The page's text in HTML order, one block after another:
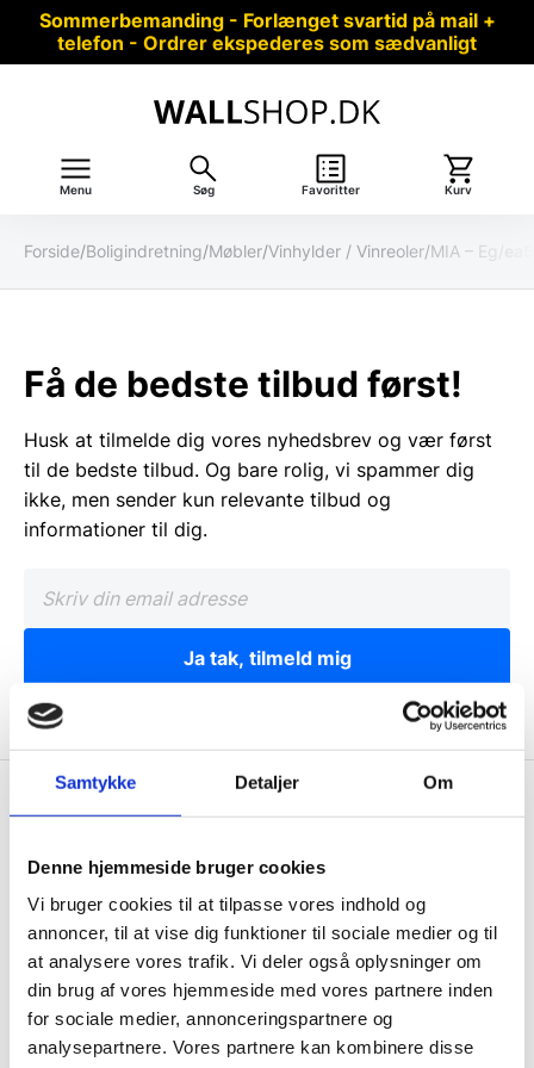
Samtykke Detaljer Om
Denne hjemmeside bruger cookies
Vi bruger cookies til at tilpasse vores indhold og
annoncer, til at vise dig funktioner til sociale medier og til
at analysere vores trafik. Vi deler også oplysninger om
din brug af vores hjemmeside med vores partnere inden
for sociale medier, annonceringspartnere og
analysepartnere. Vores partnere kan kombinere disse
Sommerbemanding - Forlænget svartid på mail +
telefon - Ordrer ekspederes som sædvanligt
Menu Søg Favoritter Kurv
Forside/Boligindretning/Møbler/Vinhylder / Vinreoler/MIA – Eg
Få de bedste tilbud først!
Husk at tilmelde dig vores nyhedsbrev og vær først
til de bedste tilbud. Og bare rolig, vi spammer dig
ikke, men sender kun relevante tilbud og
informationer til dig.
Ja tak, tilmeld mig
Wallshop.dk
Gastrobutikken ApS
Rømersvej 33
7430 Ikast
CVR: 38952986
Telefon træffetid:
Tlf.71 99 30 98